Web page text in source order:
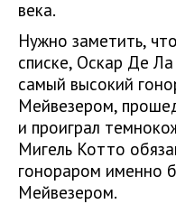
века.
Нужно заметить,
списке, Оскар Де
самый высокий
Мейвезером,
и проиграл
Мигель Котто
гонораром именно
Мейвезером.